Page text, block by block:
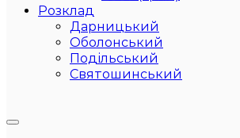
Розклад
Дарницький
Оболонський
Подільський
Святошинський